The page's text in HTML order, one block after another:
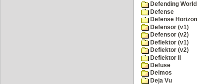
Defending World
Defense
Defense Horizon
Defensor (v1)
Defensor (v2)
Deflektor (v1)
Deflektor (v2)
Deflektor II
Defuse
Deimos
Deja Vu